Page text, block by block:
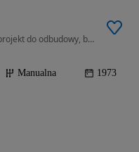
2400 cm3 • 150 KM • porsche 911 1973 projekt do odbudowy, brązowe z brązowym wnetrzem
Manualna 1973